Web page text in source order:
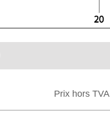
Prix hors TVA